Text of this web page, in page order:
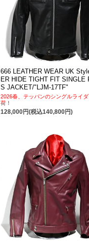
666 LEATHER WEAR UK
ER HIDE TIGHT FIT SINGLE
S JACKET/"LJM-17TF"
2026春、テッパンのシングルライ
荷！
128,000円(税込140,800円)